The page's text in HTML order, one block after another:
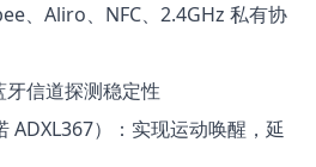
、Aliro、NFC、2.4GHz 私有协
信道探测稳定性
ADXL367）：实现运动唤醒，延